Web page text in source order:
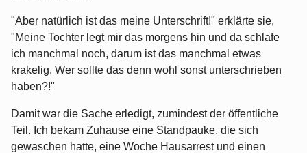
"Aber natürlich ist das meine Unterschrift!" erklärte sie,
"Meine Tochter legt mir das morgens hin und da schlafe
ich manchmal noch, darum ist das manchmal etwas
krakelig. Wer sollte das denn wohl sonst unterschrieben
haben?!"
Damit war die Sache erledigt, zumindest der öffentliche
Teil. Ich bekam Zuhause eine Standpauke, die sich
gewaschen hatte, eine Woche Hausarrest und einen